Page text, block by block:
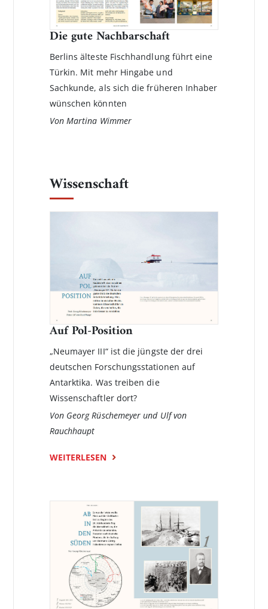
Die gute Nachbarschaft
Berlins älteste Fischhandlung führt eine
Türkin. Mit mehr Hingabe und
Sachkunde, als sich die früheren Inhaber
wünschen könnten
Von Martina Wimmer
Wissenschaft
Auf Pol-Position
„Neumayer III“ ist die jüngste der drei
deutschen Forschungs­stationen auf
Antarktika. Was treiben die
Wissenschaftler dort?
Von Georg Rüschemeyer und Ulf von
Rauchhaupt
WEITERLESEN